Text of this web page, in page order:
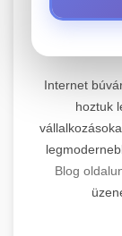
Internet
hoztuk
Blog